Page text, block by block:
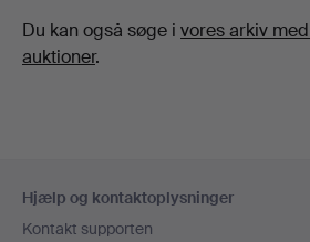
Du kan også søge i vores arkiv
auktioner.
Hjælp og kontaktoplysninger
Kontakt supporten